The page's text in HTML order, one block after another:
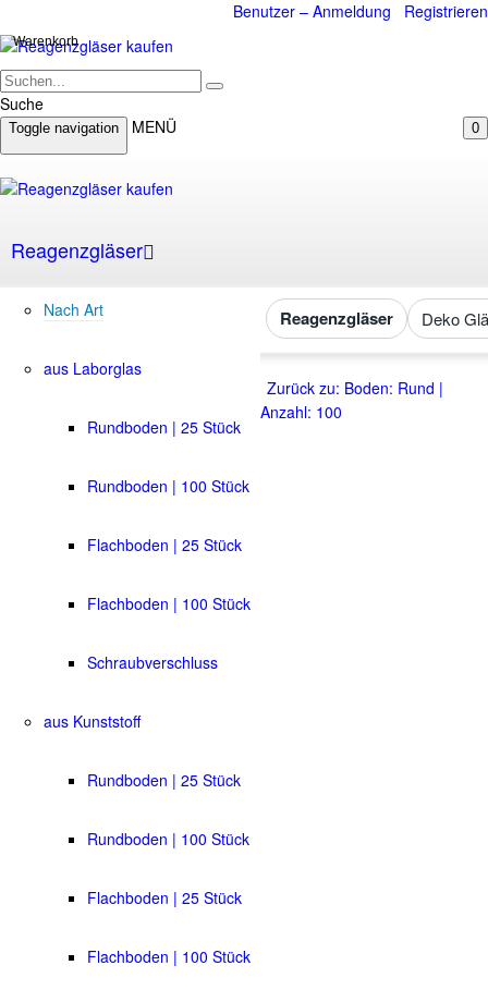
Benutzer – Anmeldung Registrieren
Suche
0
Warenkorb
Toggle navigation MENÜ
Reagenzgläser
Nach Art
aus Laborglas
Rundboden | 25 Stück
Rundboden | 100 Stück
Flachboden | 25 Stück
Flachboden | 100 Stück
Schraubverschluss
aus Kunststoff
Rundboden | 25 Stück
Rundboden | 100 Stück
Flachboden | 25 Stück
Flachboden | 100 Stück
Reagenzgläser Deko
Zurück zu: Boden: Rund |
Anzahl: 100